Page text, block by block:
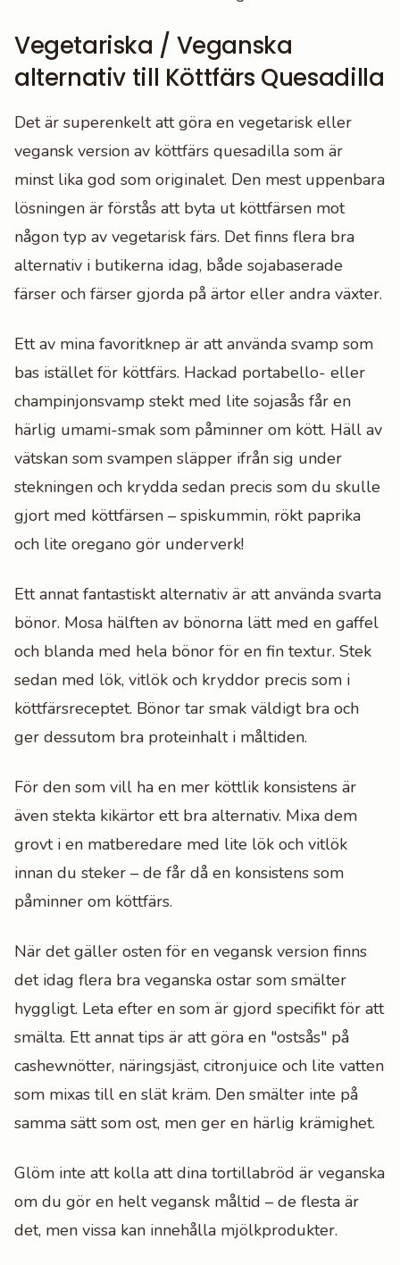
Vegetariska / Veganska
alternativ till Köttfärs Quesadilla
Det är superenkelt att göra en vegetarisk eller
vegansk version av köttfärs quesadilla som är
minst lika god som originalet. Den mest uppenbara
lösningen är förstås att byta ut köttfärsen mot
någon typ av vegetarisk färs. Det finns flera bra
alternativ i butikerna idag, både sojabaserade
färser och färser gjorda på ärtor eller andra växter.
Ett av mina favoritknep är att använda svamp som
bas istället för köttfärs. Hackad portabello- eller
champinjonsvamp stekt med lite sojasås får en
härlig umami-smak som påminner om kött. Häll av
vätskan som svampen släpper ifrån sig under
stekningen och krydda sedan precis som du skulle
gjort med köttfärsen – spiskummin, rökt paprika
och lite oregano gör underverk!
Ett annat fantastiskt alternativ är att använda svarta
bönor. Mosa hälften av bönorna lätt med en gaffel
och blanda med hela bönor för en fin textur. Stek
sedan med lök, vitlök och kryddor precis som i
köttfärsreceptet. Bönor tar smak väldigt bra och
ger dessutom bra proteinhalt i måltiden.
För den som vill ha en mer köttlik konsistens är
även stekta kikärtor ett bra alternativ. Mixa dem
grovt i en matberedare med lite lök och vitlök
innan du steker – de får då en konsistens som
påminner om köttfärs.
När det gäller osten för en vegansk version finns
det idag flera bra veganska ostar som smälter
hyggligt. Leta efter en som är gjord specifikt för att
smälta. Ett annat tips är att göra en "ostsås" på
cashewnötter, näringsjäst, citronjuice och lite vatten
som mixas till en slät kräm. Den smälter inte på
samma sätt som ost, men ger en härlig krämighet.
Glöm inte att kolla att dina tortillabröd är veganska
om du gör en helt vegansk måltid – de flesta är
det, men vissa kan innehålla mjölkprodukter.